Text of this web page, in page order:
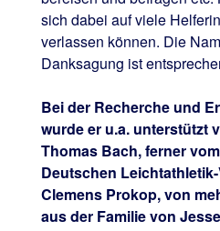
sich dabei auf viele
verlassen können. Die
Danksagung ist
Bei der Recherche und
wurde er u.a. unterstützt
Thomas Bach, ferner
Deutschen
Clemens Prokop, von
aus der Familie von